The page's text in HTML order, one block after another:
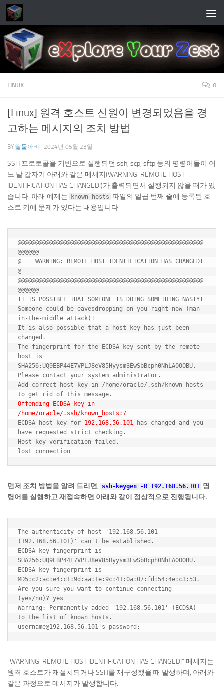
Skip to content
LINUX 0
[Linux] 원격 호스트 신원이 변경되었음을 경
고하는 메시지의 조치 방법
BY 딸둘아비 · 2024년 05월 23일
SSH 프로토콜을 기반으로 실행되던 ssh, scp, sftp 등의 명령어들이 어
느 날 갑자기 아래와 같은 메세지(WARNING: REMOTE HOST
IDENTIFICATION HAS CHANGED!)가 출력되면서 실행되지 않을 때가 있
습니다. 아래 예제는
known_hosts 파일의 일곱 번째 줄에 등록된 호
스트 키에 문제가 있다는 내용입니다.
@@@@@@@@@@@@@@@@@@@@@@@@@@@@@@@@@@@@@@@@@@@@@@@@@@@@@
@@@@@@
@    WARNING: REMOTE HOST IDENTIFICATION HAS CHANGED!
@
@@@@@@@@@@@@@@@@@@@@@@@@@@@@@@@@@@@@@@@@@@@@@@@@@@@@@
@@@@@@
IT IS POSSIBLE THAT SOMEONE IS DOING SOMETHING NASTY!
Someone could be eavesdropping on you right now (man-
in-the-middle attack)!
It is also possible that a host key has just been
changed.
The fingerprint for the ECDSA key sent by the remote
host is
SHA256:UQ9EBP44E7VPLJ8eV85Hyysm3EwSbBcph0NhLA0OOBU.
Please contact your system administrator.
Add correct host key in /home/oracle/.ssh/known_hosts
Offending ECDSA key in
/home/oracle/.ssh/known_hosts:7
ECDSA host key for 192.168.56.101 has changed and you
have requested strict checking.
Host key verification failed.
먼저 조치 방법을 알려 드리면, ssh-keygen -R 192.168.56.101 명
령어를 실행하고 재접속하면 아래와 같이 정상적으로 진행됩니다.
The authenticity of host '192.168.56.101
(192.168.56.101)' can't be established.
ECDSA key fingerprint is
SHA256:UQ9EBP44E7VPLJ8eV85Hyysm3EwSbBcph0NhLA0OOBU.
ECDSA key fingerprint is
MD5:c2:ac:e4:c1:9d:aa:1e:9c:41:0a:07:fd:54:4e:c3:53.
Are you sure you want to continue connecting
(yes/no)? yes
Warning: Permanently added '192.168.56.101' (ECDSA)
to the list of known hosts.
“WARNING: REMOTE HOST IDENTIFICATION HAS CHANGED!” 메세지는
원격 호스트가 재설치되거나 SSH를 재구성했을 때 발생하며, 아래와
같은 과정으로 메시지가 발생합니다.